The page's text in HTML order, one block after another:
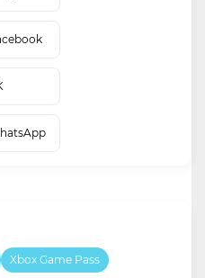
Xbox Game Pass